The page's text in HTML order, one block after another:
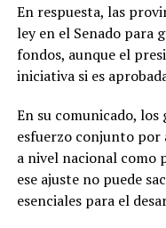
En respuesta, las
ley en el Senado para
fondos, aunque el
iniciativa si es
En su comunicado,
esfuerzo conjunto
a nivel nacional como
ese ajuste no puede
esenciales para el